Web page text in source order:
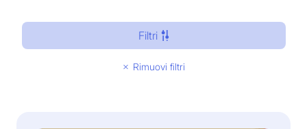
Filtri
Rimuovi filtri